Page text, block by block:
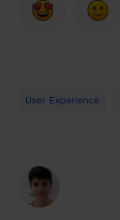
User Experience